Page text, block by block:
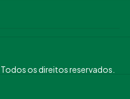
os direitos reservados.